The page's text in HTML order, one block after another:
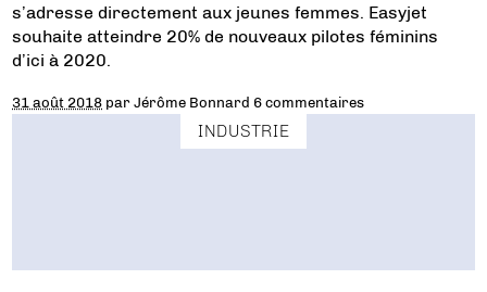
s’adresse directement aux jeunes femmes. Easyjet
souhaite atteindre 20% de nouveaux pilotes féminins
d’ici à 2020.
31 août 2018 parJérôme Bonnard 6 commentaires
INDUSTRIE